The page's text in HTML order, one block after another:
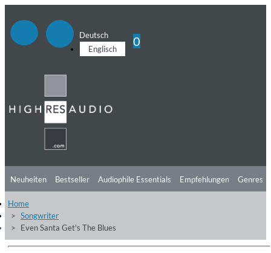
Deutsch
Englisch
0
Neuheiten Bestseller Audiophile Essentials Empfehlungen
Hörtipps
Videos
Genres
Home
Songwriter
Even Santa Get's The Blues